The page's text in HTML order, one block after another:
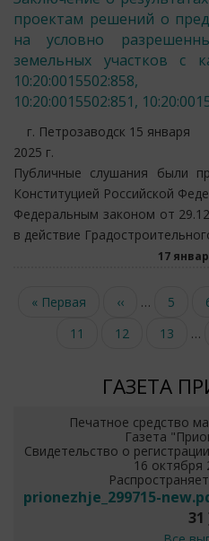
проектам решений о
на условно
земельных участков с
10:20:0015502:858,
10:20:0015502:851,
г. Петрозаводск 15 января
2025 г.
Публичные слушания были
Конституцией Российской
Федеральным законом от
в действие
17
Нумерация
Первая
« Первая
Предыдущая
‹‹ … Page
5
Page
11 Page
12 Page
13 …
ГАЗЕТА
Печатное средство
Газета
Свидетельство о
16 октября
prionezhje_299715-
31